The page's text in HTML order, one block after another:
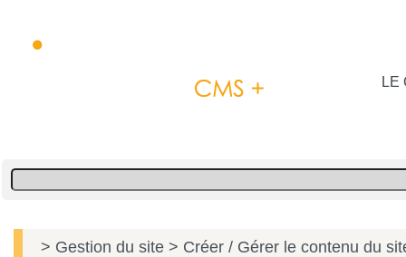
LE
> Gestion du site > Créer / Gérer le contenu du